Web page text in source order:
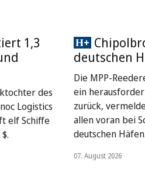
1,3
des
Logistics
elf Schiffe
deutschen
Die MPP-
ein
zurück,
allen voran bei
deutschen Häfen.
07. August 2026